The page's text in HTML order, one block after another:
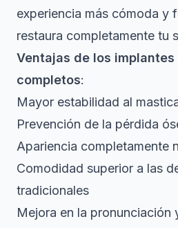
experiencia más cómoda y
restaura completamente tu
Ventajas de los
completos:
Mayor estabilidad al
Prevención de la pérdida
Apariencia completamente
Comodidad superior a las
tradicionales
Mejora en la pronunciación